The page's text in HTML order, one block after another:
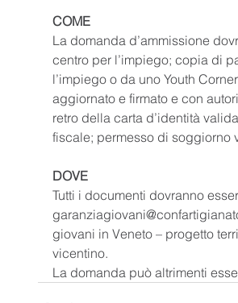
COME
La domanda d’ammissione
centro per l’impiego; copia di
l’impiego o da uno Youth
aggiornato e firmato e con
retro della carta d’identità
fiscale; permesso di soggiorno
DOVE
Tutti i documenti dovranno
giovani in Veneto – progetto
vicentino.
La domanda può altrimenti